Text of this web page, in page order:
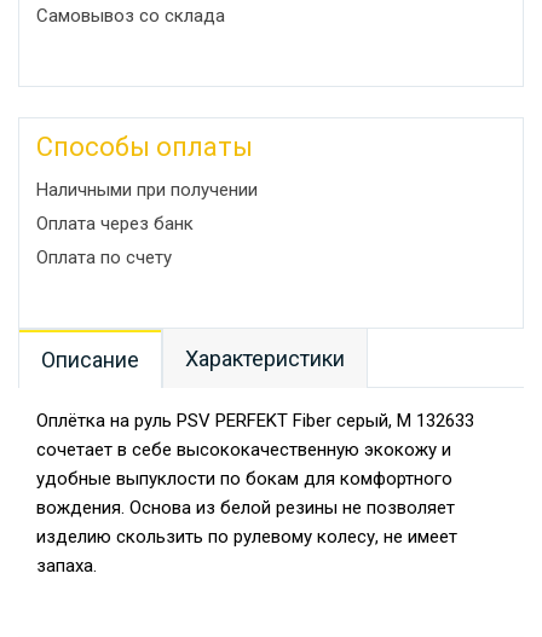
Самовывоз со склада
Способы оплаты
Наличными при получении
Оплата через банк
Оплата по счету
Описание Характеристики
Оплётка на руль PSV PERFEKT Fiber серый, М 132633
сочетает в себе высококачественную экокожу и
удобные выпуклости по бокам для комфортного
вождения. Основа из белой резины не позволяет
изделию скользить по рулевому колесу, не имеет
запаха.